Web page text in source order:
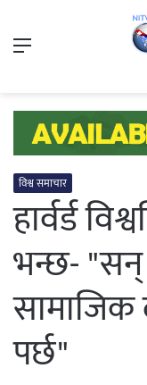
Menu
विश्व समाचार
हार्वर्ड
भन्छ-
सामाजिक
पर्छ"